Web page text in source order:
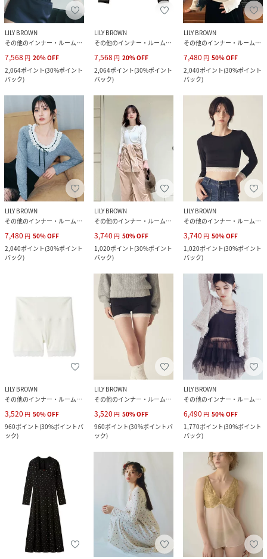
LILY BROWN
その他のインナー・ルームウェア
7,568 円 20%OFF
2,064ポイント(30%ポイント
バック)
LILY BROWN
その他のインナー・ルームウェア
7,568 円 20%OFF
2,064ポイント(30%ポイント
バック)
LILY BROWN
その他のインナー・ルームウェア
7,480 円 50%OFF
2,040ポイント(30%ポイント
バック)
LILY BROWN
その他のインナー・ルームウェア
7,480 円 50%OFF
2,040ポイント(30%ポイント
バック)
LILY BROWN
その他のインナー・ルームウェア
3,740 円 50%OFF
1,020ポイント(30%ポイント
バック)
LILY BROWN
その他のインナー・ルームウェア
3,740 円 50%OFF
1,020ポイント(30%ポイント
バック)
LILY BROWN
その他のインナー・ルームウェア
3,520 円 50%OFF
960ポイント(30%ポイントバ
ック)
LILY BROWN
その他のインナー・ルームウェア
3,520 円 50%OFF
960ポイント(30%ポイントバ
ック)
LILY BROWN
その他のインナー・ルームウェア
6,490 円 50%OFF
1,770ポイント(30%ポイント
バック)